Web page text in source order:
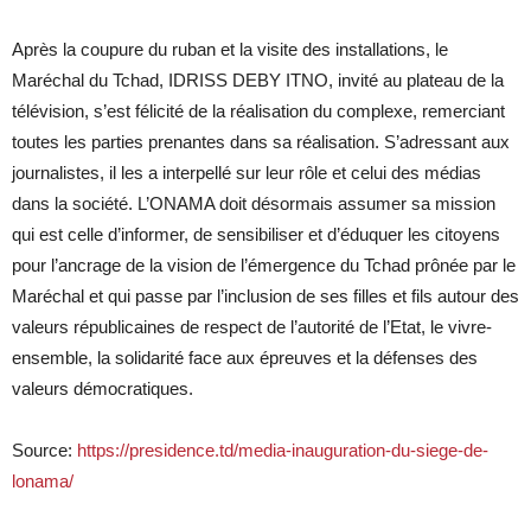
Après la coupure du ruban et la visite des installations, le
Maréchal du Tchad, IDRISS DEBY ITNO, invité au plateau de la
télévision, s’est félicité de la réalisation du complexe, remerciant
toutes les parties prenantes dans sa réalisation. S’adressant aux
journalistes, il les a interpellé sur leur rôle et celui des médias
dans la société. L’ONAMA doit désormais assumer sa mission
qui est celle d’informer, de sensibiliser et d’éduquer les citoyens
pour l’ancrage de la vision de l’émergence du Tchad prônée par le
Maréchal et qui passe par l’inclusion de ses filles et fils autour des
valeurs républicaines de respect de l’autorité de l’Etat, le vivre-
ensemble, la solidarité face aux épreuves et la défenses des
valeurs démocratiques.
Source: https://presidence.td/media-inauguration-du-siege-de-
lonama/